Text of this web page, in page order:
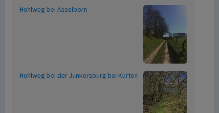
Hohlweg bei Asselborn
Hohlweg bei der Junkersburg bei Kürten